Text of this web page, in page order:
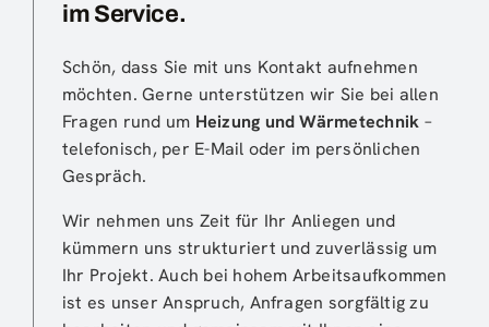
im Service.
Schön, dass Sie mit uns Kontakt aufnehmen
möchten. Gerne unterstützen wir Sie bei allen
Fragen rund um Heizung und Wärmetechnik –
telefonisch, per E-Mail oder im persönlichen
Gespräch.
Wir nehmen uns Zeit für Ihr Anliegen und
kümmern uns strukturiert und zuverlässig um
Ihr Projekt. Auch bei hohem Arbeitsaufkommen
ist es unser Anspruch, Anfragen sorgfältig zu